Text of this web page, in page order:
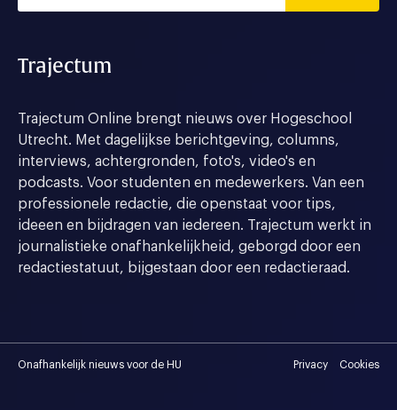
Trajectum
Trajectum Online brengt nieuws over Hogeschool
Utrecht. Met dagelijkse berichtgeving, columns,
interviews, achtergronden, foto's, video's en
podcasts. Voor studenten en medewerkers. Van een
professionele redactie, die openstaat voor tips,
ideeen en bijdragen van iedereen. Trajectum werkt in
journalistieke onafhankelijkheid, geborgd door een
redactiestatuut, bijgestaan door een redactieraad.
Onafhankelijk nieuws voor de HU Privacy Cookies